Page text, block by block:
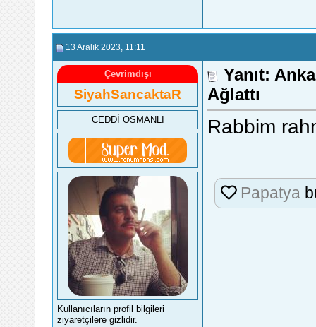
13 Aralık 2023 , 11:11
Çevrimdışı
SiyahSancaktaR
CEDDİ OSMANLI
Kullanıcıların profil bilgileri
ziyaretçilere gizlidir.
Yanıt:
Ağlattı
Rabbim
Papatya